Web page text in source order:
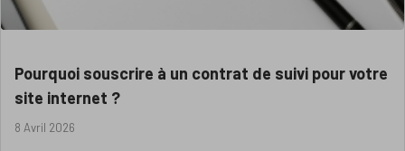
Pourquoi souscrire à un contrat de suivi pour votre
site internet ?
8 Avril 2026